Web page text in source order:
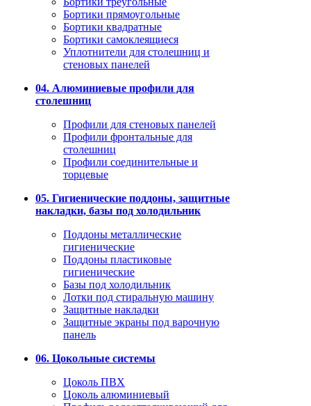
Бортики прямоугольные
Бортики квадратные
Бортики самоклеящиеся
Уплотнители для столешниц и
стеновых панелей
04. Алюминиевые профили для
столешниц
Профили для стеновых панелей
Профили фронтальные для
столешниц
Профили соединительные и
торцевые
05. Гигиенические поддоны, защитные
накладки, базы под холодильник
Поддоны металлические
гигиенические
Поддоны пластиковые
гигиенические
Базы под холодильник
Лотки под стиральную машину
Защитные накладки
Защитные экраны под варочную
панель
06. Цокольные системы
Цоколь ПВХ
Цоколь алюминиевый